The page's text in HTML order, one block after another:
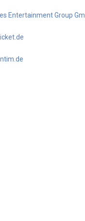
Entertainment Group